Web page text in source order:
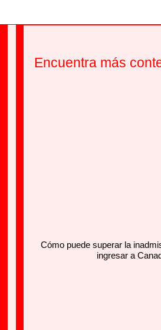
Encuentra más
Cómo puede superar la
ingresar a